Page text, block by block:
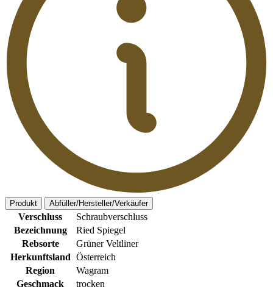
Produkt Abfüller/Hersteller/Verkäufer
Verschluss
Schraubverschluss
Bezeichnung
Ried Spiegel
Rebsorte
Grüner Veltliner
Herkunftsland Österreich
Region
Wagram
Geschmack
trocken